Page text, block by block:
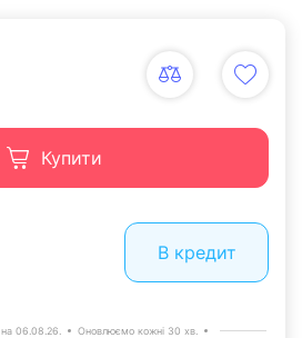
Купити
В кредит
на 06.08.26. Оновлюємо кожні 30 хв.